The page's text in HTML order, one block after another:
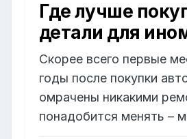
Где лучше
детали для
Скорее всего первые
годы после покупки
омрачены никакими
понадобится менять –